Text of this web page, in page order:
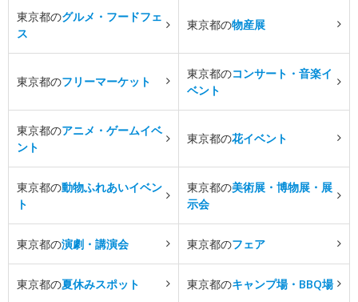
東京都のグルメ・フードフェ
ス
東京都の物産展
東京都のフリーマーケット
東京都のコンサート・音楽イ
ベント
東京都のアニメ・ゲームイベ
ント
東京都の花イベント
東京都の動物ふれあいイベン
ト
東京都の美術展・博物展・展
示会
東京都の演劇・講演会 東京都のフェア
東京都の夏休みスポット 東京都のキャンプ場・BBQ場